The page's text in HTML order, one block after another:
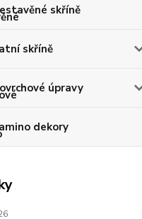
skříně
skříně
úpravy
dekory